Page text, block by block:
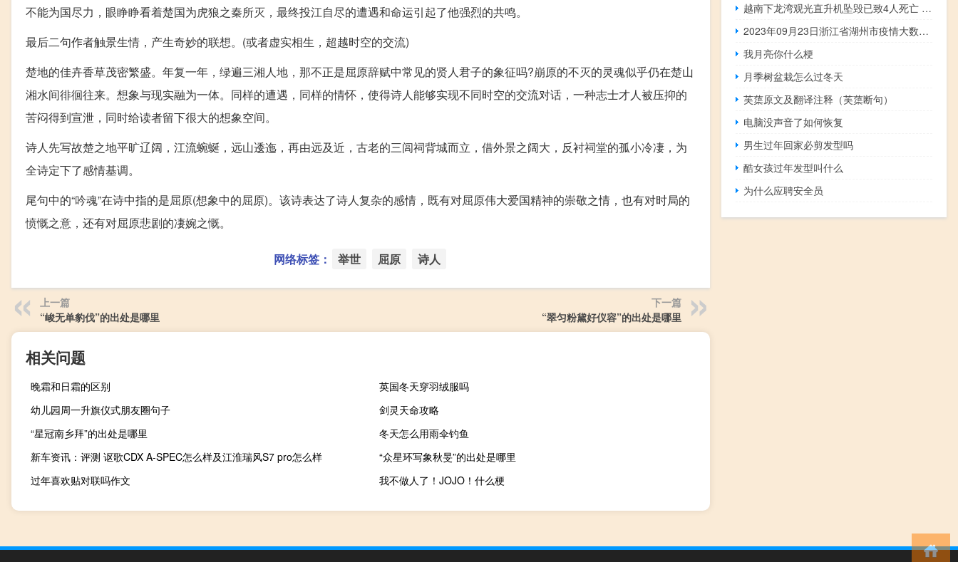
不能为国尽力，眼睁睁看着楚国为虎狼之秦所灭，最终投江自尽的遭遇和命运引起了他强烈的共鸣。
最后二句作者触景生情，产生奇妙的联想。(或者虚实相生，超越时空的交流)
楚地的佳卉香草茂密繁盛。年复一年，绿遍三湘人地，那不正是屈原辞赋中常见的贤人君子的象征吗?崩原的不灭的灵魂似乎仍在楚山
湘水间徘徊往来。想象与现实融为一体。同样的遭遇，同样的情怀，使得诗人能够实现不同时空的交流对话，一种志士才人被压抑的
苦闷得到宣泄，同时给读者留下很大的想象空间。
诗人先写故楚之地平旷辽阔，江流蜿蜒，远山逶迤，再由远及近，古老的三闾祠背城而立，借外景之阔大，反衬祠堂的孤小冷凄，为
全诗定下了感情基调。
尾句中的“吟魂”在诗中指的是屈原(想象中的屈原)。该诗表达了诗人复杂的感情，既有对屈原伟大爱国精神的崇敬之情，也有对时局的
愤慨之意，还有对屈原悲剧的凄婉之慨。
网络标签： 举世 屈原 诗人
上一篇
“峻无单豹伐”的出处是哪里
下一篇
“翠匀粉黛好仪容”的出处是哪里
相关问题
晚霜和日霜的区别
英国冬天穿羽绒服吗
幼儿园周一升旗仪式朋友圈句子
剑灵天命攻略
“星冠南乡拜”的出处是哪里
冬天怎么用雨伞钓鱼
新车资讯：评测 讴歌CDX A-SPEC怎么样及江淮瑞风S7 pro怎么样
“众星环写象秋旻”的出处是哪里
过年喜欢贴对联吗作文
我不做人了！JOJO！什么梗
越南下龙湾观光直升机坠毁已致4人死亡 越南下龙湾在哪个城市
2023年09月23日浙江省湖州市疫情大数据-今日/今天疫情全网搜索最新实时消息动态情况通知播报
我月亮你什么梗
月季树盆栽怎么过冬天
芙蕖原文及翻译注释（芙蕖断句）
电脑没声音了如何恢复
男生过年回家必剪发型吗
酷女孩过年发型叫什么
为什么应聘安全员